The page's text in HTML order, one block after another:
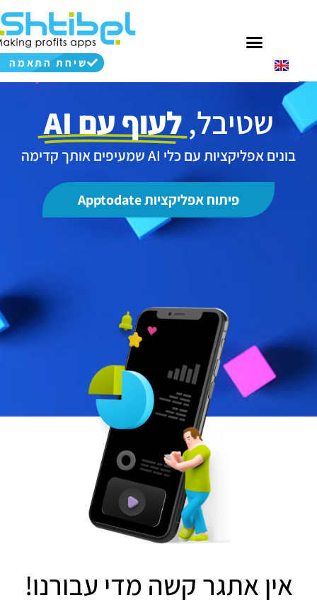
שיחת התאמה
שטיבל, לעוף עם AI
בונים אפליקציות עם כלי AI שמעיפים אותך קדימה
פיתוח אפליקציות Apptodate
אין אתגר קשה מדי עבורנו!